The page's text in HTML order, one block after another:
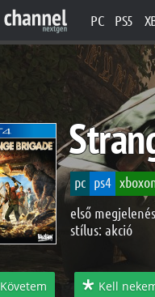
PC PS5
pc ps4
első
stílus: akció
Követem Kell